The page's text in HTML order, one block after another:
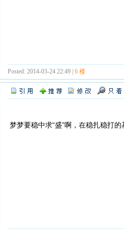
Posted: 2014-03-24 22:49 | 6 楼
梦梦要稳中求“盛”啊，在稳扎稳打